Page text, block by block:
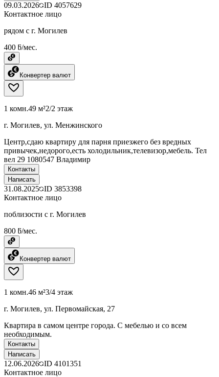
09.03.2026 ID 4057629
Контактное лицо
рядом с г. Могилев
400 ƃ/мес.
Конвертер валют
1 комн.49 м²2/2 этаж
г. Могилев, ул. Менжинского
Центр,сдаю квартиру для парня приезжего без вредных
привычек,недорого,есть холодильник,телевизор,мебель. Тел
вел 29 1080547 Владимир
Контакты
Написать
31.08.2025 ID 3853398
Контактное лицо
поблизости с г. Могилев
800 ƃ/мес.
Конвертер валют
1 комн.46 м²3/4 этаж
г. Могилев, ул. Первомайская, 27
Квартира в самом центре города. С мебелью и со всем
необходимым.
Контакты
Написать
12.06.2026 ID 4101351
Контактное лицо